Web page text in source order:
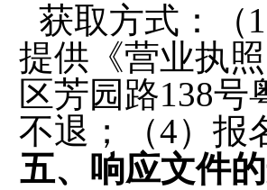
获取方式 ：（
提供《营业执
区芳园路138号
不退；（4）报
五、响应文件